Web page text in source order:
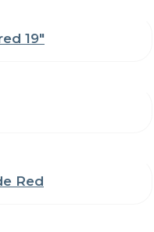
19"
Red